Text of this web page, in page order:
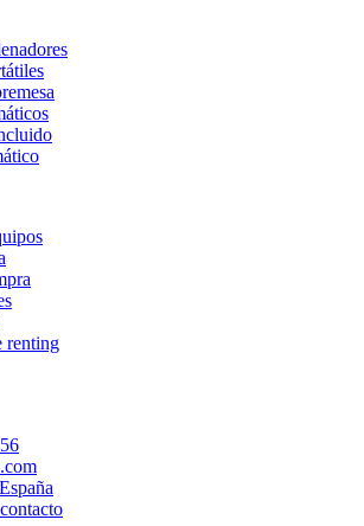
renting